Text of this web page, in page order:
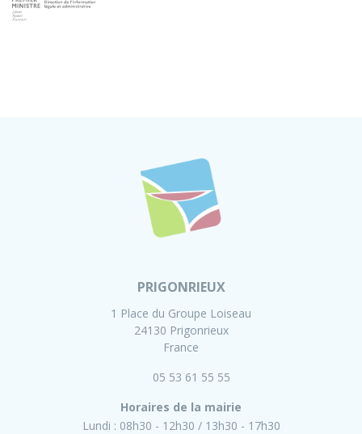
PRIGONRIEUX
1 Place du Groupe Loiseau
24130 Prigonrieux
France
05 53 61 55 55
Horaires de la mairie
Lundi : 08h30 - 12h30
13h30 - 17h30